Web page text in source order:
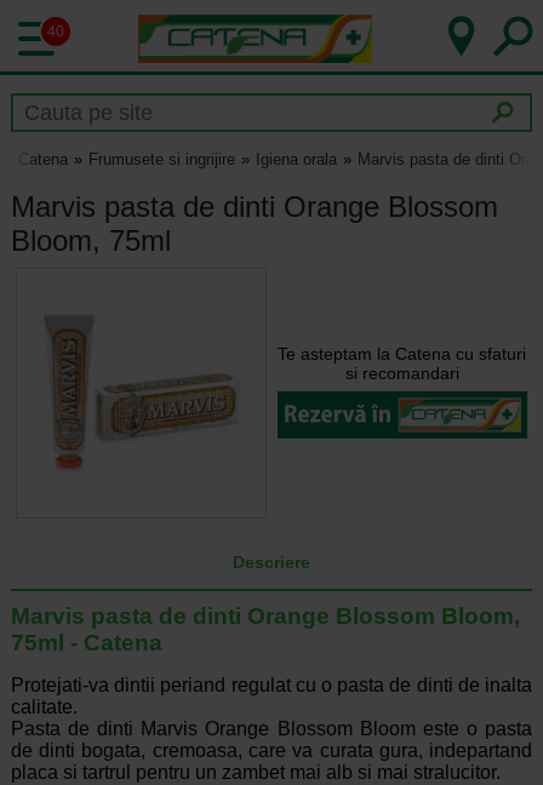
40
Catena Frumusete si ingrijire Igiena orala Marvis pasta de dinti
Marvis pasta de dinti Orange Blossom
Bloom, 75ml
Te asteptam la Catena cu sfaturi
si recomandari
Descriere
Marvis pasta de dinti Orange Blossom Bloom,
75ml - Catena
Protejati-va dintii periand regulat cu o pasta de dinti de inalta
calitate.
Pasta de dinti Marvis Orange Blossom Bloom este o pasta
de dinti bogata, cremoasa, care va curata gura, indepartand
placa si tartrul pentru un zambet mai alb si mai stralucitor.